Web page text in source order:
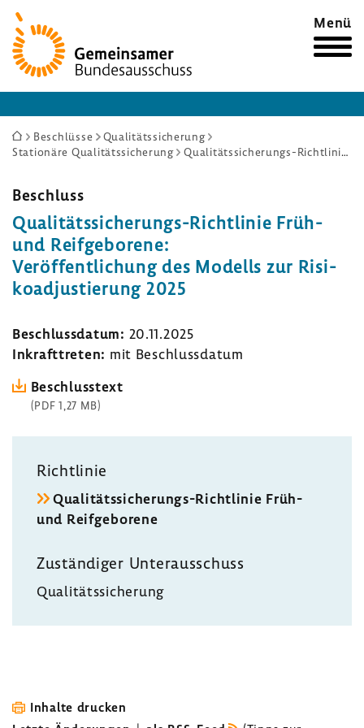
Zur
Startseite
Menü
Sie
sind
Beschlüsse
Qualitätssicherung
Stationäre Qualitätssicherung
Qualitätssicherungs-Richtlinie Früh- und Reifgeborene: Veröffentlichung des Modells zur Risikoadjustierung 2025
Beschluss
Qualitätssicherungs-​Richtlinie Früh-
und Reif­ge­bo­rene:
Veröf­fent­li­chung des Modells zur Risi­
ko­ad­jus­tie­rung 2025
Beschluss­datum: 20.11.2025
Inkraft­treten: mit Beschluss­datum
Beschluss­text
(PDF 1,27 MB)
Richt­linie
Qualitätssicherungs-​Richtlinie Früh-
und Reif­ge­bo­rene
Zustän­diger Unter­aus­schuss
Quali­täts­si­che­rung
Inhalte drucken